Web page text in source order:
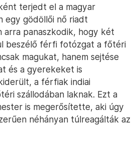
terjedt el a magyar
egy gödöllői nő riadt
arra panaszkodik, hogy két
beszélő férfi fotózgat a főtéri
magukat, hanem sejtése
és a gyerekeket is
a férfiak indiai
szállodában laknak. Ezt a
is megerősítette, aki úgy
néhányan túlreagálták az